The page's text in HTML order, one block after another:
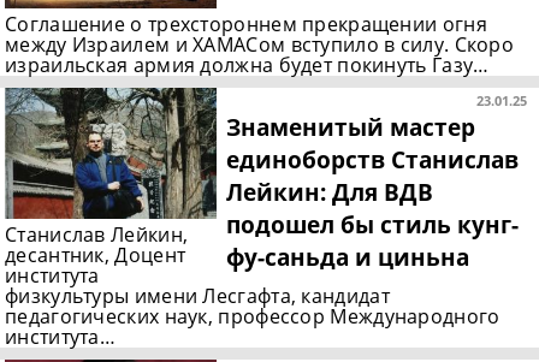
Соглашение о трехстороннем прекращении огня
между Израилем и ХАМАСом вступило в силу. Скоро
израильская армия должна будет покинуть Газу…
23.01.25
Знаменитый мастер
единоборств Станислав
Лейкин: Для ВДВ
подошел бы стиль кунг-
фу-саньда и циньна
Станислав Лейкин,
десантник, Доцент
института
физкультуры имени Лесгафта, кандидат
педагогических наук, профессор Международного
института…